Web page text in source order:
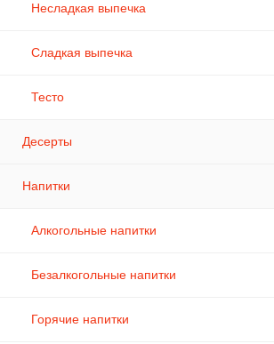
Несладкая выпечка
Сладкая выпечка
Тесто
Десерты
Напитки
Алкогольные напитки
Безалкогольные напитки
Горячие напитки